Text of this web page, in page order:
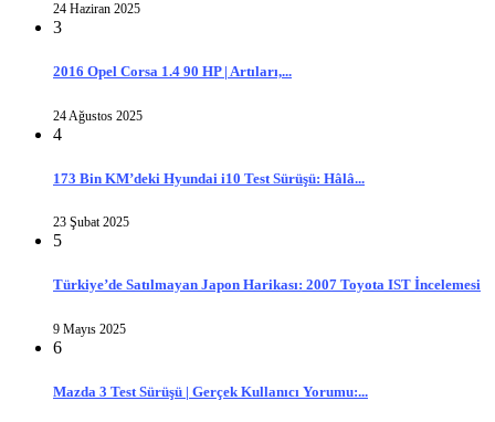
24 Haziran 2025
3
2016 Opel Corsa 1.4 90 HP | Artıları,...
24 Ağustos 2025
4
173 Bin KM’deki Hyundai i10 Test Sürüşü: Hâlâ...
23 Şubat 2025
5
Türkiye’de Satılmayan Japon Harikası: 2007 Toyota IST İncelemesi
9 Mayıs 2025
6
Mazda 3 Test Sürüşü | Gerçek Kullanıcı Yorumu:...